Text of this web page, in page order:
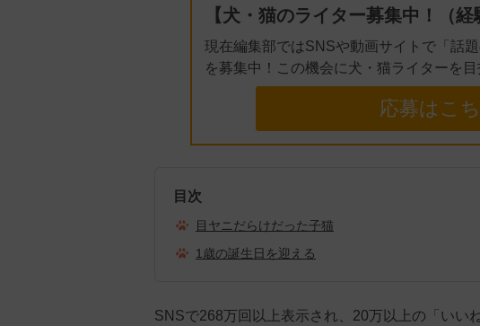
【犬・猫のライター募集中！（経
現在編集部ではSNSや動画サイトで「話
を募集中！この機会に犬・猫ライターを
応募はこ
目次
目ヤニだらけだった子猫
1歳の誕生日を迎える
SNSで268万回以上表示され、20万以上の「いい